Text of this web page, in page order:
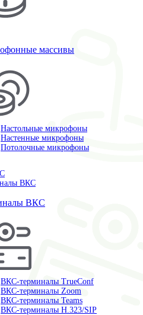
массивы
Настольные микрофоны
Настенные микрофоны
Потолочные микрофоны
ВКС
ВКС
ВКС-терминалы TrueConf
ВКС-терминалы Zoom
ВКС-терминалы Teams
ВКС-терминалы H.323/SIP